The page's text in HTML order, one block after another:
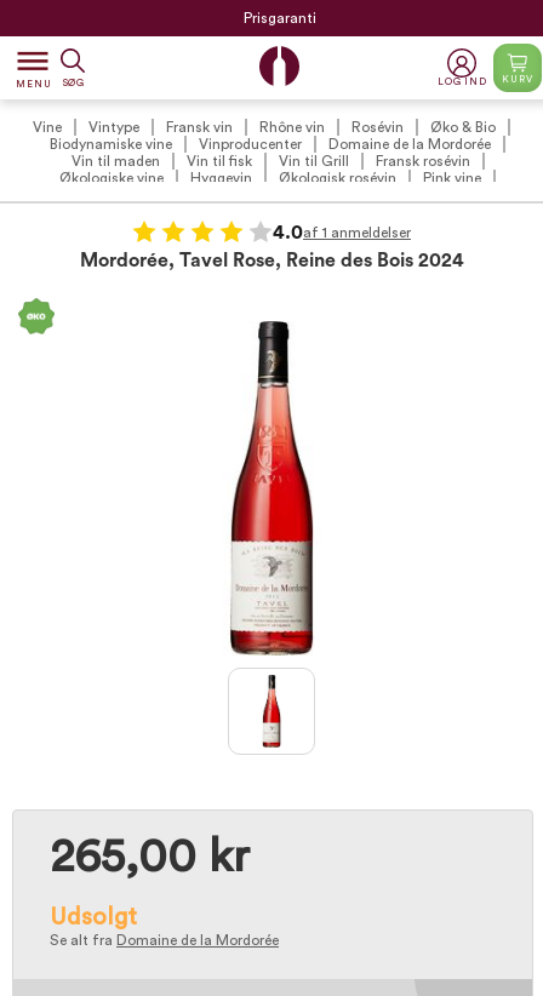
Prisgaranti
dehaze
MENU SØG LOG IND KURV
Vine Vintype Fransk vin Rhône vin Rosévin
Øko & Bio
Biodynamiske vine
Vinproducenter
Domaine de la Mordorée
Vin til maden
Vin til fisk Vin til Grill
Fransk rosévin
Økologiske vine
Hyggevin Økologisk rosévin
Pink vine
4.0af 1 anmeldelser
Mordorée, Tavel Rose, Reine des Bois 2024
265,00 kr
Udsolgt
Se alt fra Domaine de la Mordorée